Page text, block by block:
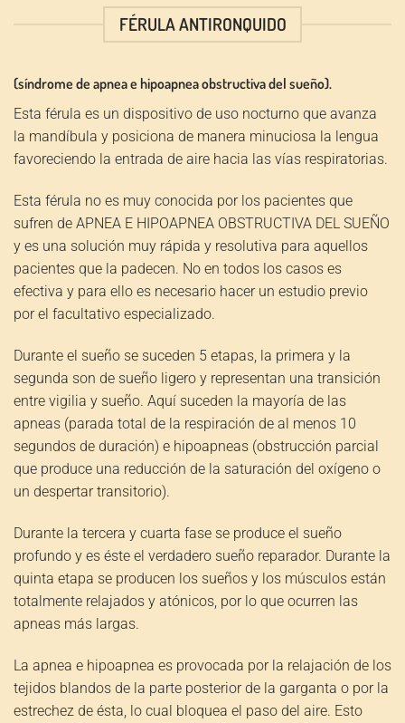
FÉRULA ANTIRONQUIDO
(síndrome de apnea e hipoapnea obstructiva del sueño).
Esta férula es un dispositivo de uso nocturno que avanza
la mandíbula y posiciona de manera minuciosa la lengua
favoreciendo la entrada de aire hacia las vías respiratorias.
Esta férula no es muy conocida por los pacientes que
sufren de APNEA E HIPOAPNEA OBSTRUCTIVA DEL SUEÑO
y es una solución muy rápida y resolutiva para aquellos
pacientes que la padecen. No en todos los casos es
efectiva y para ello es necesario hacer un estudio previo
por el facultativo especializado.
Durante el sueño se suceden 5 etapas, la primera y la
segunda son de sueño ligero y representan una transición
entre vigilia y sueño. Aquí suceden la mayoría de las
apneas (parada total de la respiración de al menos 10
segundos de duración) e hipoapneas (obstrucción parcial
que produce una reducción de la saturación del oxígeno o
un despertar transitorio).
Durante la tercera y cuarta fase se produce el sueño
profundo y es éste el verdadero sueño reparador. Durante la
quinta etapa se producen los sueños y los músculos están
totalmente relajados y atónicos, por lo que ocurren las
apneas más largas.
La apnea e hipoapnea es provocada por la relajación de los
tejidos blandos de la parte posterior de la garganta o por la
estrechez de ésta, lo cual bloquea el paso del aire. Esto